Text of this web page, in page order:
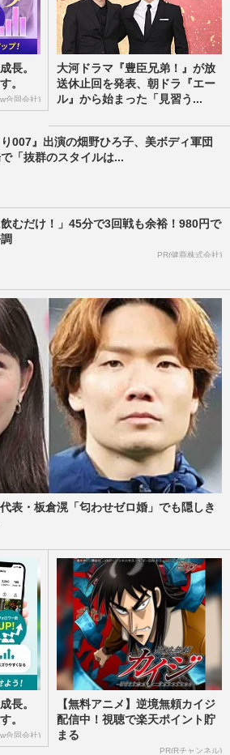
長。
。
合同会社)
大河ドラマ『豊臣兄弟！』が放
送休止回を発表、朝ドラ『エー
ル』から始まった「見習う...
り007』出演の畑野ひろ子、美ボディ軍団
「抜群のスタイルは...
飲むだけ！」45分で3回戦も余裕！980円で
PR(健商株式会社)
表・板倉滉「匂わせゼロ婚」でも隠しき
長。
。
合同会社)
【無料アニメ】逆境無頼カイジ
配信中！視聴で楽天ポイント貯
まる
PR(Rチャンネル)